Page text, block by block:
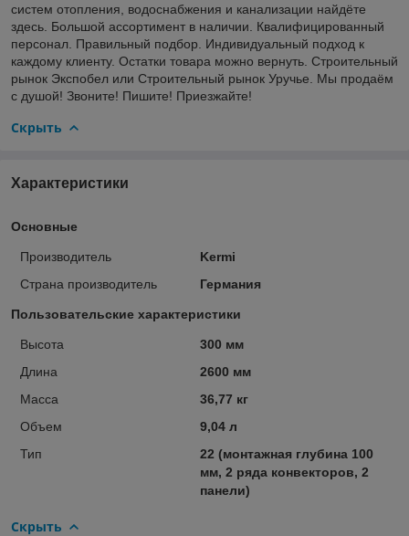
систем отопления, водоснабжения и канализации найдёте
здесь. Большой ассортимент в наличии. Квалифицированный
персонал. Правильный подбор. Индивидуальный подход к
каждому клиенту. Остатки товара можно вернуть. Строительный
рынок Экспобел или Строительный рынок Уручье. Мы продаём
с душой! Звоните! Пишите! Приезжайте!
Скрыть
Характеристики
Основные
Производитель
Kermi
Страна производитель
Германия
Пользовательские характеристики
Высота
300 мм
Длина
2600 мм
Масса
36,77 кг
Объем
9,04 л
Тип
22 (монтажная глубина 100
мм, 2 ряда конвекторов, 2
панели)
Скрыть